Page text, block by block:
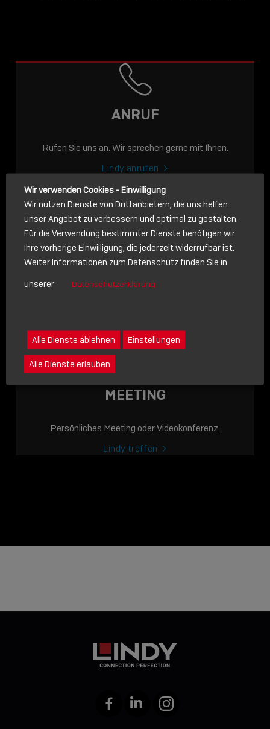
USB-C ÜBER LANGE
DISTANZEN: AKTIVE
USB-C-KABEL FÜR
STABILE 10 GBIT/S BIS
LINDY ACADEMY
JETZT ONLINE
VERFÜGBAR: DIE
LINDY ACADEMY –
WISSEN, DAS
ANRUF
Rufen Sie uns an. Wir sprechen gerne mit Ihnen.
Lindy anrufen
NACHRICHT
Schreiben Sie lieber? Dann schicken Sie uns gerne eine
MEETING
Persönliches Meeting oder Videokonferenz.
Lindy treffen
FacebookLinkedIn Instagram
Wir verwenden Cookies - Einwilligung
Wir nutzen Dienste von Drittanbietern, die uns helfen
unser Angebot zu verbessern und optimal zu gestalten.
Für die Verwendung bestimmter Dienste benötigen wir
Ihre vorherige Einwilligung, die jederzeit widerrufbar ist.
Weiter Informationen zum Datenschutz finden Sie in
unserer
Datenschutzerklärung
Alle Dienste ablehnen Einstellungen
Alle Dienste erlauben